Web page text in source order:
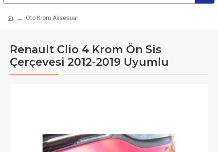
Oto Krom Aksesuar
Renault Clio 4 Krom Ön Sis
Çerçevesi 2012-2019 Uyumlu